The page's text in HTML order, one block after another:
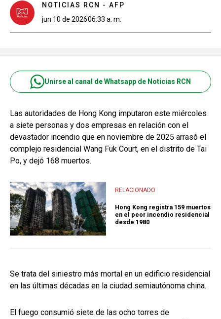
NOTICIAS RCN - AFP
jun 10 de 202606:33 a. m.
Unirse al canal de Whatsapp de Noticias RCN
Las autoridades de Hong Kong imputaron este miércoles
a siete personas y dos empresas en relación con el
devastador incendio que en noviembre de 2025 arrasó el
complejo residencial Wang Fuk Court, en el distrito de Tai
Po, y dejó 168 muertos.
RELACIONADO
Hong Kong registra 159 muertos
en el peor incendio residencial
desde 1980
Se trata del siniestro más mortal en un edificio residencial
en las últimas décadas en la ciudad semiautónoma china.
El fuego consumió siete de las ocho torres de